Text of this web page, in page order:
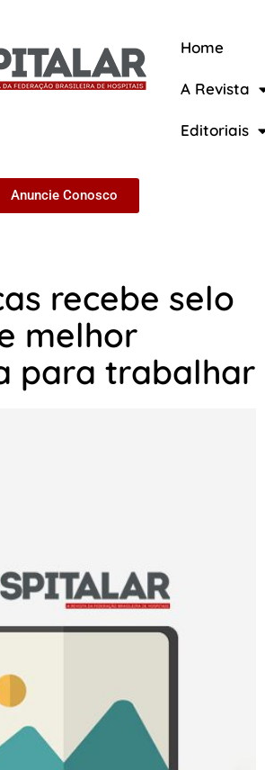
Home
A Revista
Editoriais
Anuncie Conosco
recebe selo
melhor
para trabalhar